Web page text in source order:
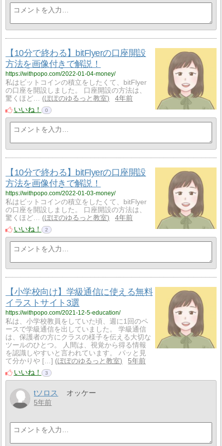
【10分で終わる】bitFlyerの口座開設
方法を画像付きで解説！
https://withpopo.com/2022-01-04-money/
私はビットコインの積立をしたくて、bitFlyer
の口座を開設しました。 口座開設の方法は、
驚くほど…
ぽぽのゆるっと教室
4年前
いいね！
0
【10分で終わる】bitFlyerの口座開設
方法を画像付きで解説！
https://withpopo.com/2022-01-03-money/
私はビットコインの積立をしたくて、bitFlyer
の口座を開設しました。 口座開設の方法は、
驚くほど…
ぽぽのゆるっと教室
4年前
いいね！
2
【小学校向け】学級通信に使える無料
イラストサイト3選
https://withpopo.com/2021-12-5-education/
私は、小学校教員をしていた頃、週に1回のペ
ースで学級通信を出していました。 学級通信
は、保護者の方にクラスの様子を伝える大切な
ツールのひとつ。 人間は、視覚から得る情報
を認識しやすいと言われています。 パッと見
て分かりや […]
ぽぽのゆるっと教室
5年前
いいね！
3
tソロス オッケー
5年前